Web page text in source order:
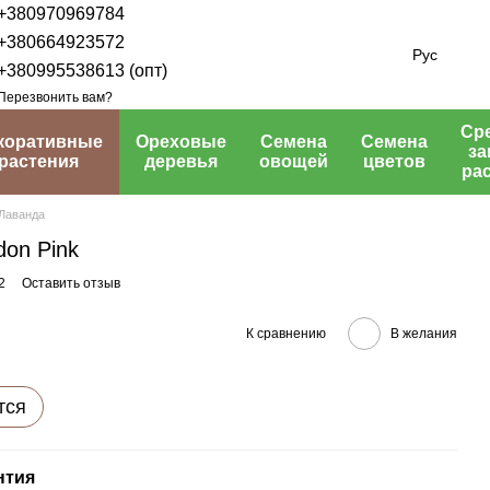
(опт)
вам?
Рус
растения
Ореховые
деревья
Семена
овощей
Семена
цветов
Лаванда
Pink
Оставить отзыв
К сравнению В желания